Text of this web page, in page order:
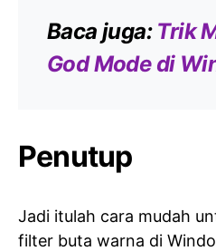
Baca juga: Trik
God Mode di
Penutup
Jadi itulah cara mudah
filter buta warna di